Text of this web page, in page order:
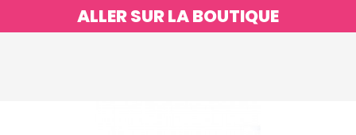
ALLER SUR LA BOUTIQUE